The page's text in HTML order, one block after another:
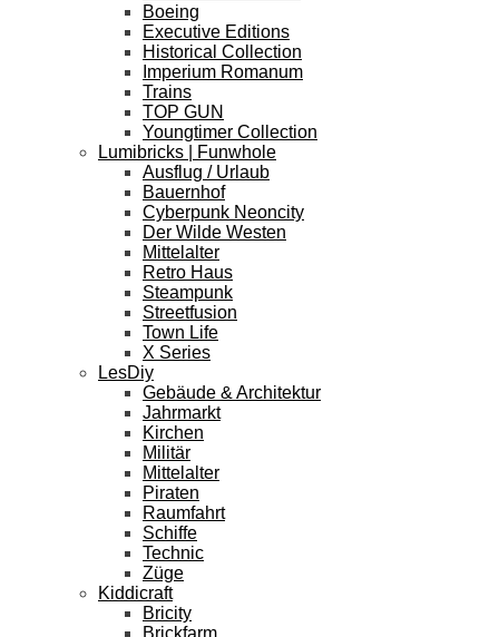
Boeing
Executive Editions
Historical Collection
Imperium Romanum
Trains
TOP GUN
Youngtimer Collection
Lumibricks | Funwhole
Ausflug / Urlaub
Bauernhof
Cyberpunk Neoncity
Der Wilde Westen
Mittelalter
Retro Haus
Steampunk
Streetfusion
Town Life
X Series
LesDiy
Gebäude & Architektur
Jahrmarkt
Kirchen
Militär
Mittelalter
Piraten
Raumfahrt
Schiffe
Technic
Züge
Kiddicraft
Bricity